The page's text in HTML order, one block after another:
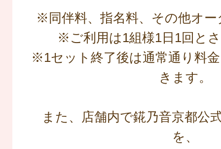
※同伴料、指名料、その他オ
※ご利用は1組様1日1回と
※1セット終了後は通常通り料
きます。
また、店舗内で錵乃音京都公
を、